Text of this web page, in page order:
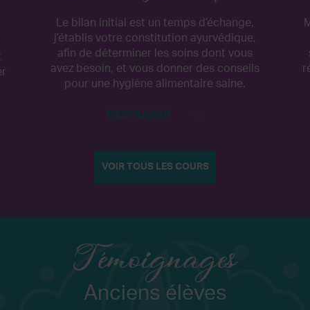
Le bilan initial est un temps d’échange,
j’établis votre constitution ayurvédique,
afin de déterminer les soins dont vous
avez besoin, et vous donner des conseils
pour une hygiène alimentaire saine.
DÉCOUVRIR
VOIR TOUS LES COURS
Témoignages
Anciens élèves